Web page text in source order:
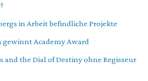
in Arbeit befindliche Projekte
gewinnt Academy Award
and the Dial of Destiny ohne Regisseur